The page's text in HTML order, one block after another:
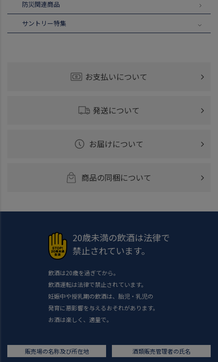
防災関連商品
サントリー特集
お支払いについて
発送について
お届けについて
商品の同梱について
20歳未満の飲酒は法律で
禁止されています。
飲酒は20歳を過ぎてから。
飲酒運転は法律で禁止されています。
妊娠中や授乳期の飲酒は、胎児・乳児の
発育に悪影響を与えるおそれがあります。
お酒は楽しく、適量で。
販売場の名称及び所在地
酒類販売管理者の氏名